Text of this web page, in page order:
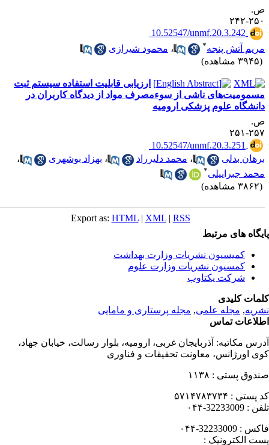
۲۴۲
‎ 10.52547/unmf.20.3.242
آتش پنجه
،محمود شیرازی
ارزیابی قابلیت استفاده سیستم ثبت
ناشی از سوءمصرف مواد از دیدگاه کاربران در
علوم پزشکی ارومیه
۲۵۱
‎ 10.52547/unmf.20.3.251
بدلی
،محمد دلیرراد ،بهزاد بوشهری
،
جبراییلی
Export as:HTML |XML|RSS
های مرتبط
کمیسیون نشریات وزارت بهداشت
کمسیون نشریات وزارت علوم
شرکت یکتاوب
کلیدی
,مجله علمی, مجله پرستاری و مامایی
تماس
مکاتبه:آذربایجان غربی، ارومیه، بلوار رسالت، خیابان جهاد،
اورژانس، معاونت تحقیقات و فناوری
پستی : ۱۱۳۸
پستی : ۵۷۱۴۷۸۳۷۳۴
: 32233009-۰۴۴
: 32233009-۰۴۴
الکترونیک :